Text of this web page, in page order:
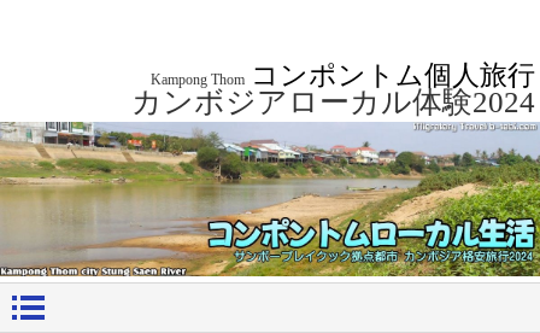
Kampong Thom コンポントム個人旅行
カンボジアローカル体験2024